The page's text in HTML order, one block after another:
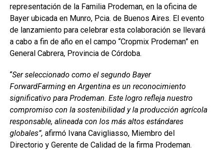
representación de la Familia Prodeman, en la oficina de
Bayer ubicada en Munro, Pcia. de Buenos Aires. El evento
de lanzamiento para celebrar esta colaboración se llevará
a cabo a fin de año en el campo “Cropmix Prodeman” en
General Cabrera, Provincia de Córdoba.
“Ser seleccionado como el segundo Bayer
ForwardFarming en Argentina es un reconocimiento
significativo para Prodeman. Este logro refleja nuestro
compromiso con la sostenibilidad y la producción agrícola
responsable, alineada con los más altos estándares
globales”, afirmó Ivana Cavigliasso, Miembro del
Directorio y Gerente de Calidad de la firma Prodeman.